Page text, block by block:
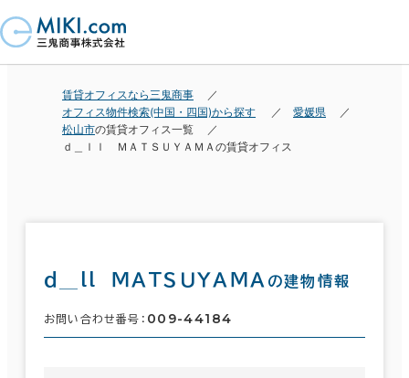
賃貸オフィスなら三鬼商事
オフィス物件検索(中国・四国)から探す
愛媛県
松山市の賃貸オフィス一覧
ｄ＿ｌｌ ＭＡＴＳＵＹＡＭＡの賃貸オフィス
ｄ＿ｌｌ ＭＡＴＳＵＹＡＭＡ の建物情報
お問い合わせ番号： 009-44184